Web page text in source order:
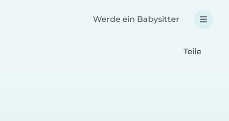
Werde ein Babysitter
Teile